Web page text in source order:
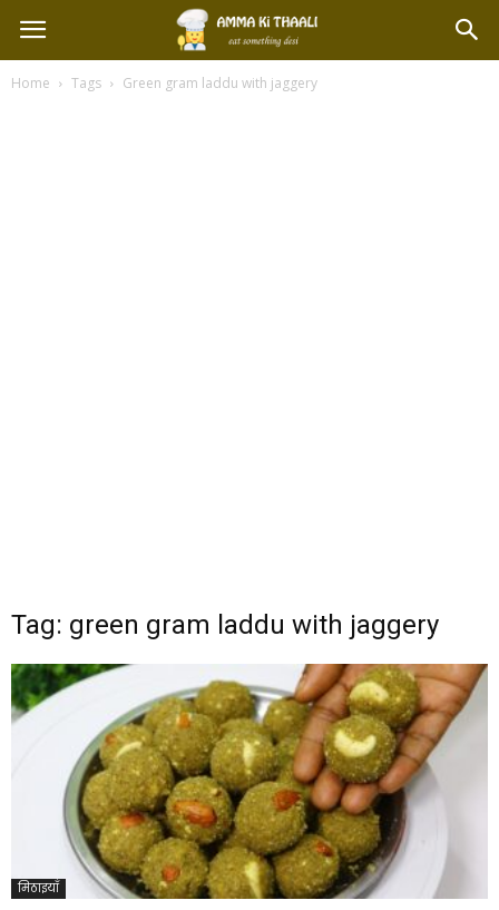
Home Tags Green gram laddu with jaggery
Tag: green gram laddu with jaggery
मिठाइयाँ